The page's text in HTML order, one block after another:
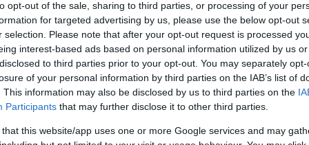
opt-out of the sale, sharing to third parties, or processing of your
for targeted advertising by us, please use the below opt-out
selection. Please note that after your opt-out request is processed
interest-based ads based on personal information utilized by us
to third parties prior to your opt-out. You may separately
of your personal information by third parties on the IAB’s list of
This information may also be disclosed by us to third parties on the
Participants that may further disclose it to other third parties.
that this website/app uses one or more Google services and may
Marco Pompignoli y Ana I. Pereda, recordaron que
En las mesas intervinieron figuras como
que forman parte del consejo asesor, y numerosos
y propuestas sobre cómo Europa debe
yDefensa.
la economía